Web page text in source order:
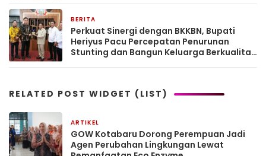
BERITA
Perkuat Sinergi dengan BKKBN, Bupati
Heriyus Pacu Percepatan Penurunan
Stunting dan Bangun Keluarga Berkualitas
RELATED POST WIDGET (LIST)
ARTIKEL
GOW Kotabaru Dorong Perempuan Jadi
Agen Perubahan Lingkungan Lewat